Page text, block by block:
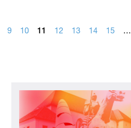
9 10 11 12 13 14 15 …